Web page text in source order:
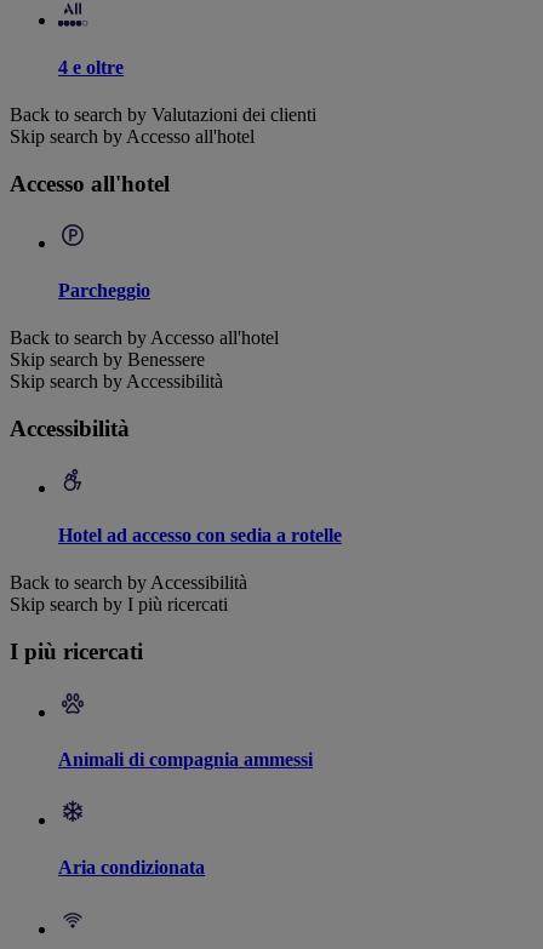
4 e oltre
Back to search by Valutazioni dei clienti
Skip search by Accesso all'hotel
Accesso all'hotel
Parcheggio
Back to search by Accesso all'hotel
Skip search by Benessere
Skip search by Accessibilità
Accessibilità
Hotel ad accesso con sedia a rotelle
Back to search by Accessibilità
Skip search by I più ricercati
I più ricercati
Animali di compagnia ammessi
Aria condizionata